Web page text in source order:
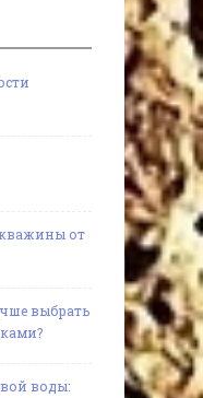
от
выбрать
воды: